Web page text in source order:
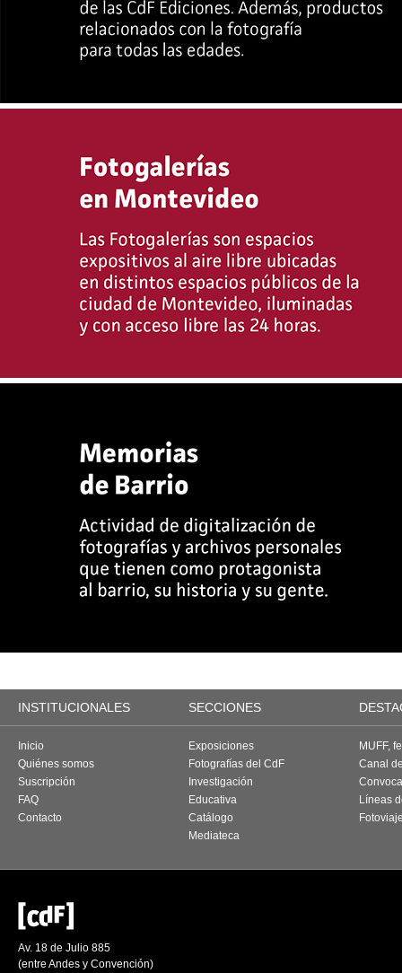
INSTITUCIONALES SECCIONES
Inicio
Quiénes somos
Suscripción
FAQ
Contacto
Exposiciones
Fotografías del CdF
Investigación
Educativa
Catálogo
Mediateca
MUFF,
Canal
Líneas
Av. 18 de Julio 885
(entre Andes y Convención)